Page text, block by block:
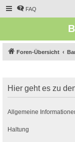
FAQ
Foren-Übersicht
Hier geht es zu
Allgemeine
Haltung